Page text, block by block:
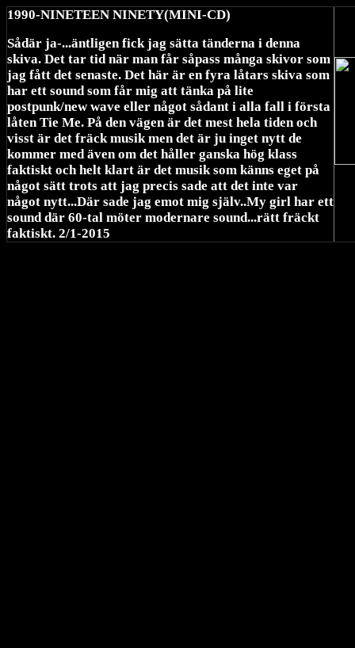
1990-NINETEEN NINETY(MINI-CD)
Sådär ja-...äntligen fick jag sätta tänderna i denna
skiva. Det tar tid när man får såpass många skivor som
jag fått det senaste. Det här är en fyra låtars skiva som
har ett sound som får mig att tänka på lite
postpunk/new wave eller något sådant i alla fall i första
låten Tie Me. På den vägen är det mest hela tiden och
visst är det fräck musik men det är ju inget nytt de
kommer med även om det håller ganska hög klass
faktiskt och helt klart är det musik som känns eget på
något sätt trots att jag precis sade att det inte var
något nytt...Där sade jag emot mig själv..My girl har ett
sound där 60-tal möter modernare sound...rätt fräckt
faktiskt. 2/1-2015